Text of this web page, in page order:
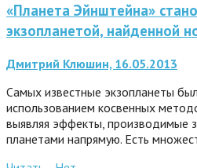
«Планета Эйнштейна»
экзопланетой, найденной
Дмитрий Клюшин, 16.05.2013
Самых известные экзопланеты
использованием косвенных
выявляя эффекты, производимые
планетами напрямую. Есть